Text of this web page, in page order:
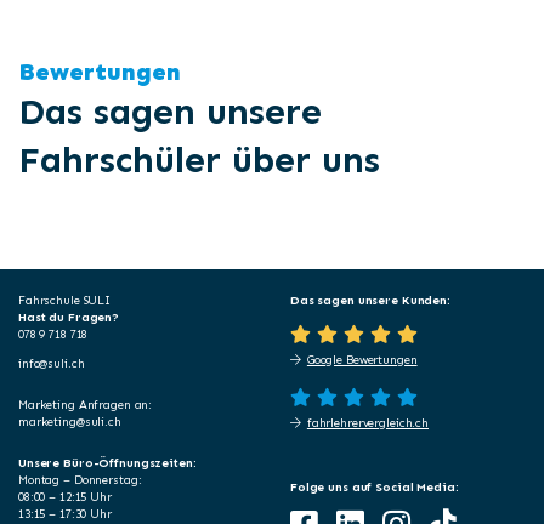
Bewertungen
Das sagen unsere
Fahrschüler über uns
Fahrschule SULI
Hast du Fragen?
078 9 718 718
info@suli.ch
Marketing Anfragen an:
marketing@suli.ch
Das sagen unsere Kunden:
Google Bewertungen
fahrlehrervergleich.ch
Unsere Büro-Öffnungszeiten:
Montag – Donnerstag:
08:00 – 12:15 Uhr
13:15 – 17:30 Uhr
Folge uns auf Social Media: